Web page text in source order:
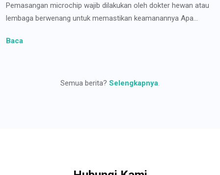
Pemasangan microchip wajib dilakukan oleh dokter hewan atau
lembaga berwenang untuk memastikan keamanannya Apa...
Baca
Semua berita? Selengkapnya.